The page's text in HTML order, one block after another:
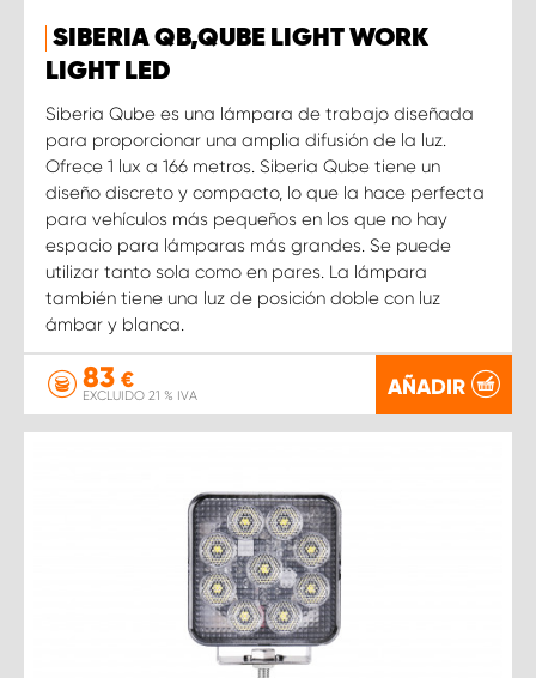
SIBERIA QB,QUBE LIGHT WORK
LIGHT LED
Siberia Qube es una lámpara de trabajo diseñada
para proporcionar una amplia difusión de la luz.
Ofrece 1 lux a 166 metros. Siberia Qube tiene un
diseño discreto y compacto, lo que la hace perfecta
para vehículos más pequeños en los que no hay
espacio para lámparas más grandes. Se puede
utilizar tanto sola como en pares. La lámpara
también tiene una luz de posición doble con luz
ámbar y blanca.
83 €
EXCLUIDO 21 % IVA AÑADIR